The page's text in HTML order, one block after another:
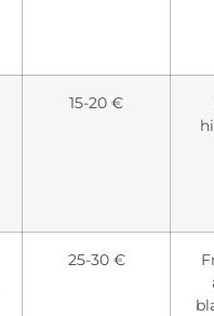
15-20 €
25-30 €